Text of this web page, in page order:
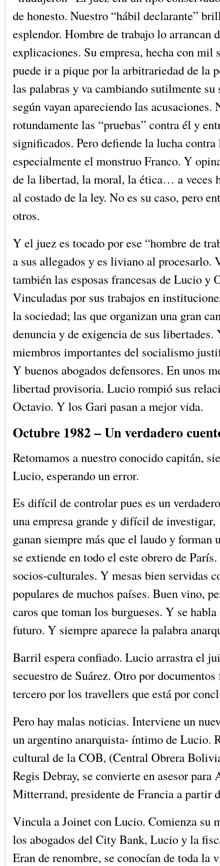
de honesto. Nuestro “hábil declarante”
esplendor. Hombre de trabajo lo arrancan
explicaciones. Su empresa, hecha con mil
puede ir a pique por la arbitrariedad de la
las palabras y va cambiando sutilmente
según vayan apareciendo las acusaciones.
rotundamente las “pruebas” contra él y
significados. Pero defiende la lucha contra
especialmente el monstruo Franco. Y
de la libertad, la moral, la ética… a veces
al costado de la ley. No es su caso, pero
otros.
Y el juez es tocado por ese “hombre de
a sus allegados y es liviano al procesarlo.
también las esposas francesas de Lucio y
Vinculadas por sus trabajos en
la sociedad; las que organizan una gran
denuncia y de exigencia de sus libertades.
miembros importantes del socialismo
Y buenos abogados defensores. En unos
libertad provisoria. Lucio rompió sus
Octavio. Y los Gari pasan a mejor vida.
Octubre 1982 – Un verdadero
Retomamos a nuestro conocido capitán,
Lucio, esperando un error.
Es difícil de controlar pues es un
una empresa grande y difícil de
ganan siempre más que el laudo y forman
se extiende en todo el este obrero de
socios-culturales. Y mesas bien servidas
populares de muchos países. Buen vino,
caros que toman los burgueses. Y se
futuro. Y siempre aparece la palabra
Barril espera confiado. Lucio arrastra el
secuestro de Suárez. Otro por
tercero por los travellers que está por
Pero hay malas noticias. Interviene un
un argentino anarquista- íntimo de Lucio.
cultural de la COB, (Central Obrera
Regis Debray, se convierte en asesor para
Mitterrand, presidente de Francia a partir
Vincula a Joinet con Lucio. Comienza su
los abogados del City Bank, Lucio y la
Eran de renombre, se conocían de toda la